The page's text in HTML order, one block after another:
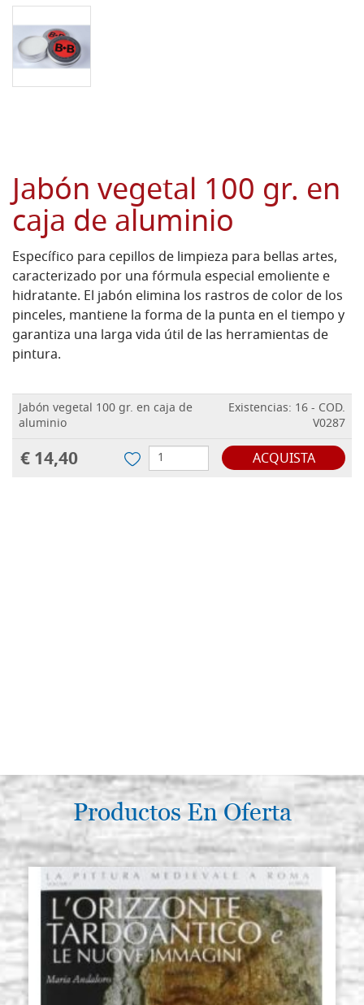
Jabón vegetal 100 gr. en
caja de aluminio
Específico para cepillos de limpieza para bellas artes,
caracterizado por una fórmula especial emoliente e
hidratante. El jabón elimina los rastros de color de los
pinceles, mantiene la forma de la punta en el tiempo y
garantiza una larga vida útil de las herramientas de
pintura.
Jabón vegetal 100 gr. en caja de
aluminio
Existencias: 16 - COD.
V0287
€ 14,40 ACQUISTA
Productos En Oferta